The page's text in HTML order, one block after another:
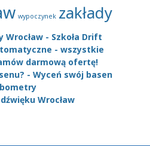
wypoczynek zakłady
Wrocław - Szkoła Drift
- wszystkie
darmową ofertę!
- Wyceń swój basen
Wrocław